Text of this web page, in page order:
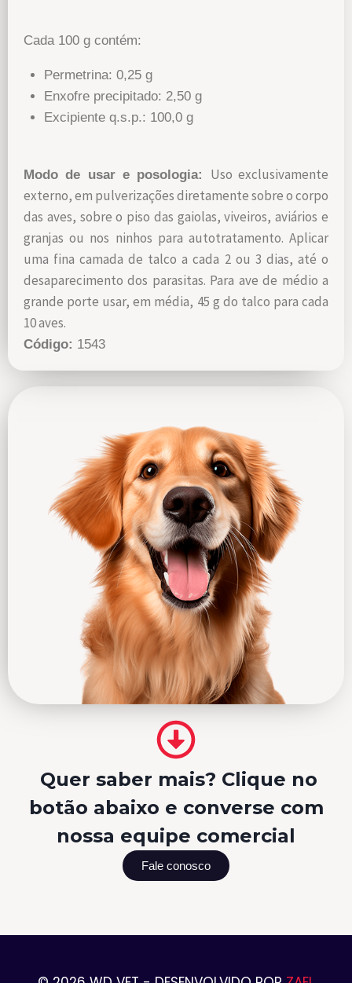
Cada 100 g contém:
Permetrina: 0,25 g
Enxofre precipitado: 2,50 g
Excipiente q.s.p.: 100,0 g
Modo de usar e posologia: Uso exclusivamente
externo, em pulverizações diretamente sobre o corpo
das aves, sobre o piso das gaiolas, viveiros, aviários e
granjas ou nos ninhos para autotratamento. Aplicar
uma fina camada de talco a cada 2 ou 3 dias, até o
desaparecimento dos parasitas. Para ave de médio a
grande porte usar, em média, 45 g do talco para cada
10 aves.
Código: 1543
Quer saber mais? Clique no
botão abaixo e converse com
nossa equipe comercial
Fale conosco